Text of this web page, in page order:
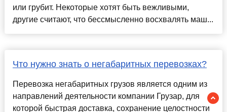
или грубит. Некоторые хотят быть вежливыми,
другие считают, что бессмысленно восхвалять маш...
Что нужно знать о негабаритных перевозках?
Перевозка негабаритных грузов является одним из
направлений деятельности компании Грузар, для
которой быстрая доставка, сохранение целостности